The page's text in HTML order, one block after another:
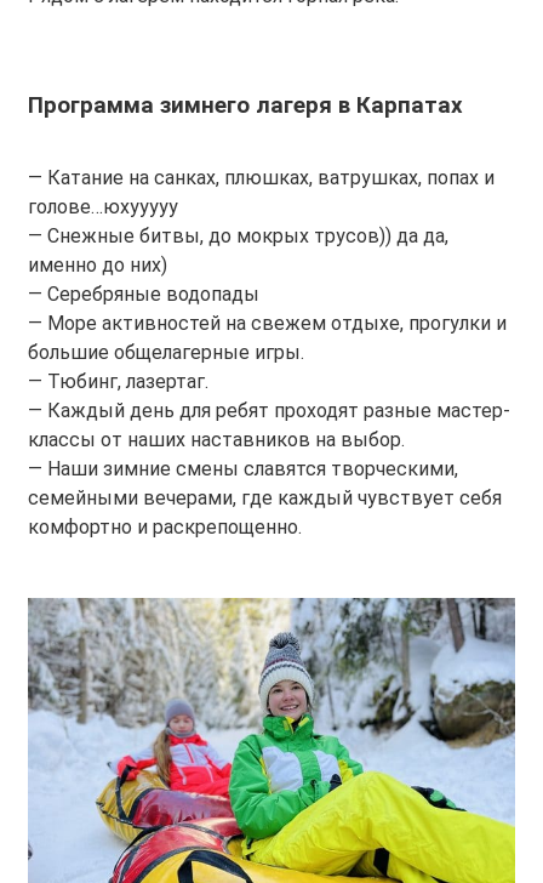
Программа зимнего лагеря в Карпатах
— Катание на санках, плюшках, ватрушках, попах и
голове…юхууууу
— Снежные битвы, до мокрых трусов)) да да,
именно до них)
— Cеребряные водопады
— Море активностей на свежем отдыхе, прогулки и
большие общелагерные игры.
— Тюбинг, лазертаг.
— Каждый день для ребят проходят разные мастер-
классы от наших наставников на выбор.
— Наши зимние смены славятся творческими,
семейными вечерами, где каждый чувствует себя
комфортно и раскрепощенно.